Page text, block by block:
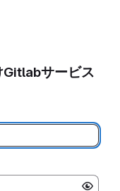
サービス